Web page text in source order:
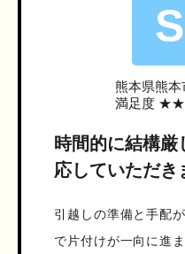
S
熊本県熊本
満足度
時間的に結構
応していただき
引越しの準備と手配
で片付けが一向に進